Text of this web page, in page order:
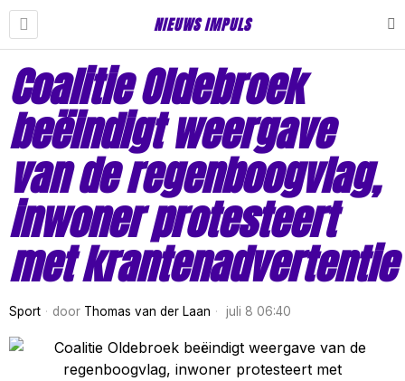
NIEUWS IMPULS
Coalitie Oldebroek
beëindigt weergave
van de regenboogvlag,
inwoner protesteert
met krantenadvertentie
Sport door Thomas van der Laan juli 8 06:40